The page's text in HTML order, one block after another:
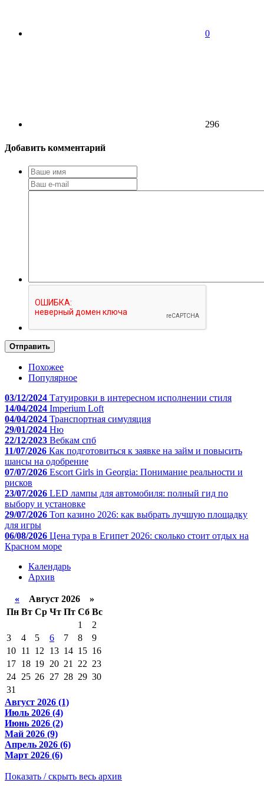
0
296
Добавить комментарий
Отправить
Похожее
Популярное
03/12/2024 Татуировки в интересном исполнении стиля
14/04/2024 Imperium Loft
04/04/2024 Транспортная симуляция
29/01/2024 Ню
22/12/2023 Вебкам спб
11/07/2026 Как подготовиться к заявке на займ и повысить
шансы на одобрение
07/07/2026 Escort Girls in Georgia: Понимание реальности и
рисков
23/07/2026 LED лампы для автомобиля: полный гид по
выбору и установке
29/07/2026 Топ казино 2026: как выбрать лучшую площадку
для игры
06/08/2026 Цена тура в Египет 2026: сколько стоит отдых на
Красном море
Календарь
Архив
« Август 2026 »
Пн Вт Ср Чт Пт Сб Вс
1
2
3
4 5 6 7 8
9
10 11 12 13 14 15 16
17 18 19 20 21 22 23
24 25 26 27 28 29 30
31
Август 2026 (1)
Июль 2026 (4)
Июнь 2026 (2)
Май 2026 (9)
Апрель 2026 (6)
Март 2026 (6)
Показать / скрыть весь архив